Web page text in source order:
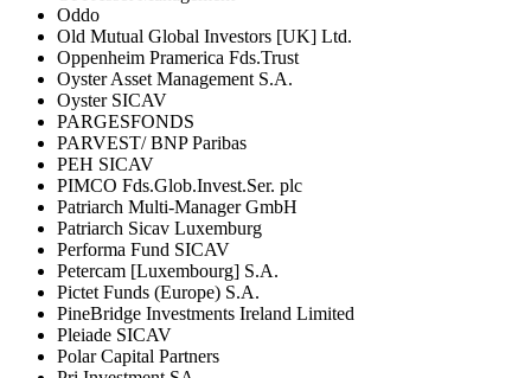
Oddo
Old Mutual Global Investors [UK] Ltd.
Oppenheim Pramerica Fds.Trust
Oyster Asset Management S.A.
Oyster SICAV
PARGESFONDS
PARVEST/ BNP Paribas
PEH SICAV
PIMCO Fds.Glob.Invest.Ser. plc
Patriarch Multi-Manager GmbH
Patriarch Sicav Luxemburg
Performa Fund SICAV
Petercam [Luxembourg] S.A.
Pictet Funds (Europe) S.A.
PineBridge Investments Ireland Limited
Pleiade SICAV
Polar Capital Partners